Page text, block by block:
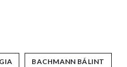
BACHMANN BÁLINT